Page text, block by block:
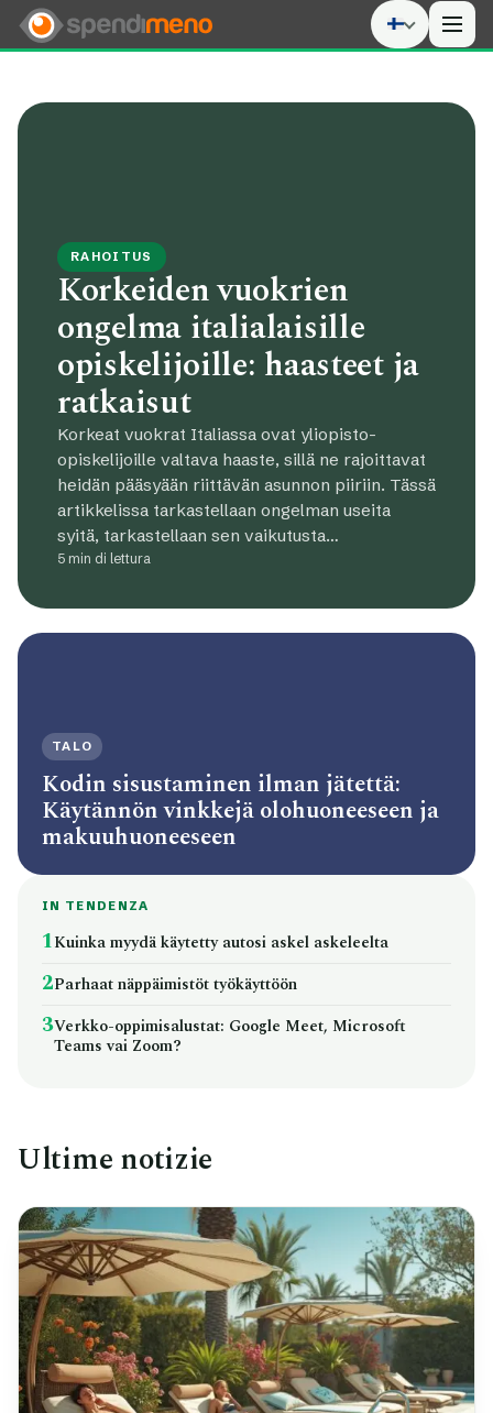
RAHOITUS
Korkeiden vuokrien
ongelma italialaisille
opiskelijoille: haasteet ja
ratkaisut
Korkeat vuokrat Italiassa ovat yliopisto-
opiskelijoille valtava haaste, sillä ne rajoittavat
heidän pääsyään riittävän asunnon piiriin. Tässä
artikkelissa tarkastellaan ongelman useita
syitä, tarkastellaan sen vaikutusta…
5 min di lettura
TALO
Kodin sisustaminen ilman jätettä:
Käytännön vinkkejä olohuoneeseen ja
makuuhuoneeseen
IN TENDENZA
1Kuinka myydä käytetty autosi askel askeleelta
2Parhaat näppäimistöt työkäyttöön
3Verkko-oppimisalustat: Google Meet, Microsoft
Teams vai Zoom?
Ultime notizie